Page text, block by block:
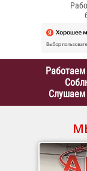
Работаем
Слушаем